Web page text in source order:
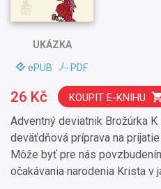
UKÁZKA
ePUB PDF
Adventný deviatnik Brožúrka
deväťdňová príprava na
Môže byť pre nás
očakávania narodenia Krista v
26 Kč KOUPIT E-KNIHU